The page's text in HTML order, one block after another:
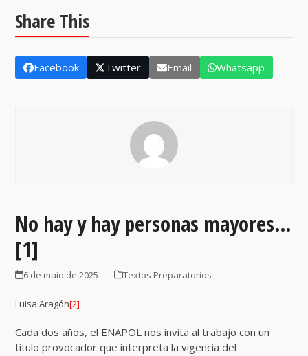
Share This
Facebook Twitter Email Whatsapp
No hay y hay personas mayores…
[1]
6 de maio de 2025 Textos Preparatorios
Luisa Aragón[2]
Cada dos años, el ENAPOL nos invita al trabajo con un
título provocador que interpreta la vigencia del